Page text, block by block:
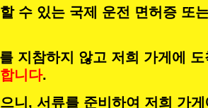
수 있는 국제 운전 면허증 또
지참하지 않고 저희 가게에
니다.
니, 서류를 준비하여 저희 가